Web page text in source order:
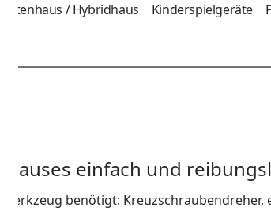
/ Hybridhaus Kinderspielgeräte
einfach und
benötigt: